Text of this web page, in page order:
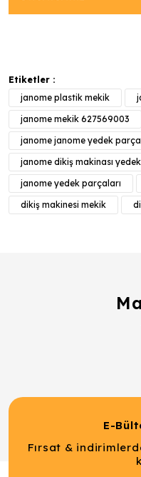
Etiketler :
janome plastik mekik
janome mekik 627569003
janome janome yedek parça
janome dikiş makinası
janome yedek parçaları
dikiş makinesi mekik
E-
Fırsat &